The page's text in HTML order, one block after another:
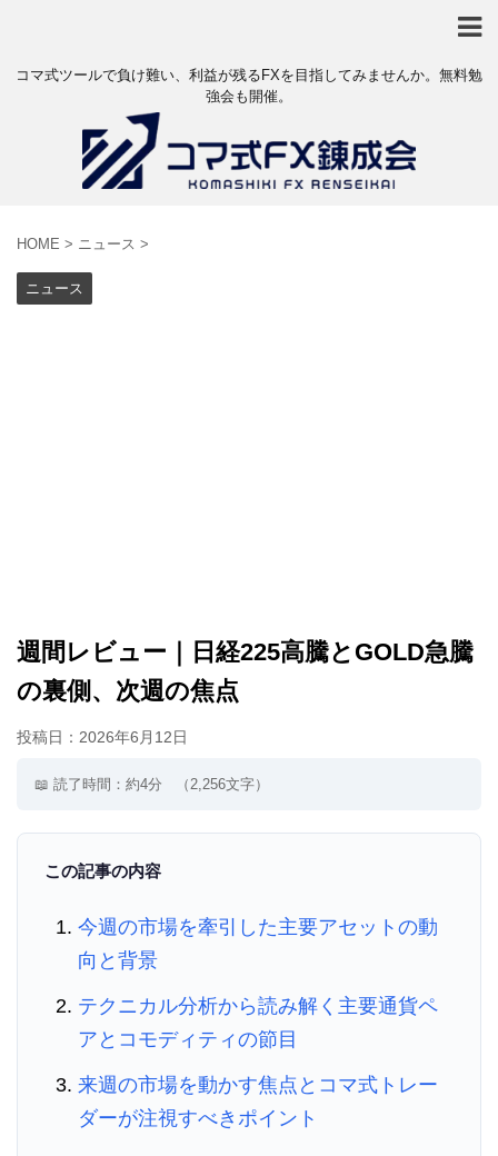
コマ式ツールで負け難い、利益が残るFXを目指してみませんか。無料勉
強会も開催。
HOME > ニュース >
ニュース
週間レビュー｜日経225高騰とGOLD急騰
の裏側、次週の焦点
投稿日： 2026年6月12日
📖 読了時間：約4分 （2,256文字）
この記事の内容
今週の市場を牽引した主要アセットの動
向と背景
テクニカル分析から読み解く主要通貨ペ
アとコモディティの節目
来週の市場を動かす焦点とコマ式トレー
ダーが注視すべきポイント